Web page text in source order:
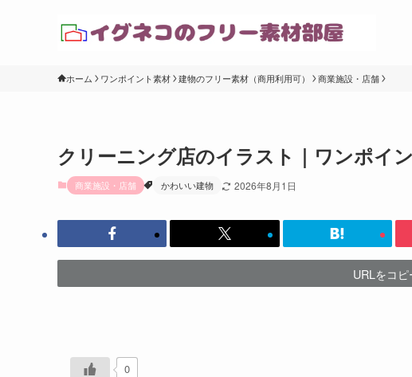
ホーム ワンポイント素材 建物のフリー素材（商用利用可） 商業施設・店舗
クリーニング店のイラスト｜ワンポイ
商業施設・店舗 かわいい建物 2026年8月1日
URLをコピ
0